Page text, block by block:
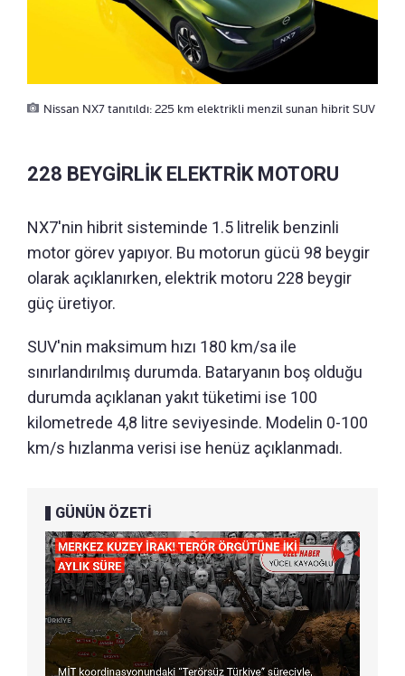
Nissan NX7 tanıtıldı: 225 km elektrikli menzil sunan hibrit SUV
228 BEYGİRLİK ELEKTRİK MOTORU
NX7'nin hibrit sisteminde 1.5 litrelik benzinli
motor görev yapıyor. Bu motorun gücü 98 beygir
olarak açıklanırken, elektrik motoru 228 beygir
güç üretiyor.
SUV'nin maksimum hızı 180 km/sa ile
sınırlandırılmış durumda. Bataryanın boş olduğu
durumda açıklanan yakıt tüketimi ise 100
kilometrede 4,8 litre seviyesinde. Modelin 0-100
km/s hızlanma verisi ise henüz açıklanmadı.
GÜNÜN ÖZETİ